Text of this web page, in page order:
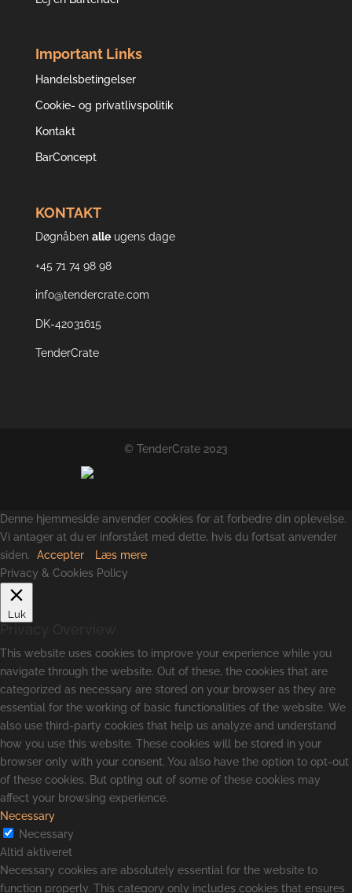
Important Links
Handelsbetingelser
Cookie- og privatlivspolitik
Kontakt
BarConcept
KONTAKT
Døgnåben alleugens dage
+45 71 74 98 98
info@tendercrate.com
DK-42031615
TenderCrate
© TenderCrate 2023
Denne hjemmeside anvender cookies for at forbedre din oplevelse.
Vi antager at du er inforstået med dette, hvis du fortsat anvender
siden.
Accepter
Læs mere
Privacy & Cookies Policy
Luk
This website uses cookies to improve your experience while you
navigate through the website. Out of these, the cookies that are
categorized as necessary are stored on your browser as they are
essential for the working of basic functionalities of the website. We
also use third-party cookies that help us analyze and understand
how you use this website. These cookies will be stored in your
browser only with your consent. You also have the option to opt-out
of these cookies. But opting out of some of these cookies may
affect your browsing experience.
Necessary
Necessary
Altid aktiveret
Necessary cookies are absolutely essential for the website to
function properly. This category only includes cookies that ensures